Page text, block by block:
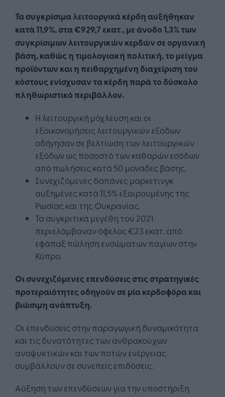
Τα συγκρίσιμα λειτουργικά κέρδη αυξήθηκαν
κατά 11,9%, στα €929,7 εκατ., με άνοδο 1,3% των
συγκρίσιμων λειτουργικών κερδών σε οργανική
βάση, καθώς η τιμολογιακή πολιτική, το μείγμα
προϊόντων και η πειθαρχημένη διαχείριση του
κόστους ενίσχυσαν τα κέρδη παρά το δύσκολο
πληθωριστικό περιβάλλον.
Η λειτουργική μόχλευση και οι
εξοικονομήσεις λειτουργικών εξόδων
οδήγησαν σε βελτίωση των λειτουργικών
εξόδων ως ποσοστό των καθαρών εσόδων
από πωλήσεις κατά 50 μονάδες βάσης.
Συνεχιζόμενες δαπάνες μαρκετινγκ
αυξημένες κατά 11,5% εξαιρουμένης της
Ρωσίας και της Ουκρανίας.
Τα συγκριτικά μεγέθη του 2021
περιελάμβαναν όφελος €23 εκατ. από
εφάπαξ πώληση ενσώματων παγίων στην
Κύπρο.
Οι συνεχιζόμενες επενδύσεις στις στρατηγικές
προτεραιότητες οδηγούν σε μία κερδοφόρα και
βιώσιμη ανάπτυξη.
Οι επενδύσεις στην παραγωγική δυναμικότητα
και τις δυνατότητες των ανθρακούχων
αναψυκτικών και των ποτών ενέργειας
συμβάλλουν σε συνεπείς επιδόσεις.
Αύξηση των επενδύσεων για την υποστήριξη